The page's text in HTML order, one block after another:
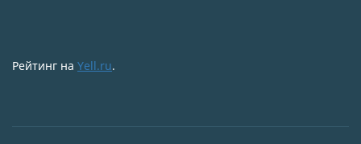
Рейтинг на Yell.ru.